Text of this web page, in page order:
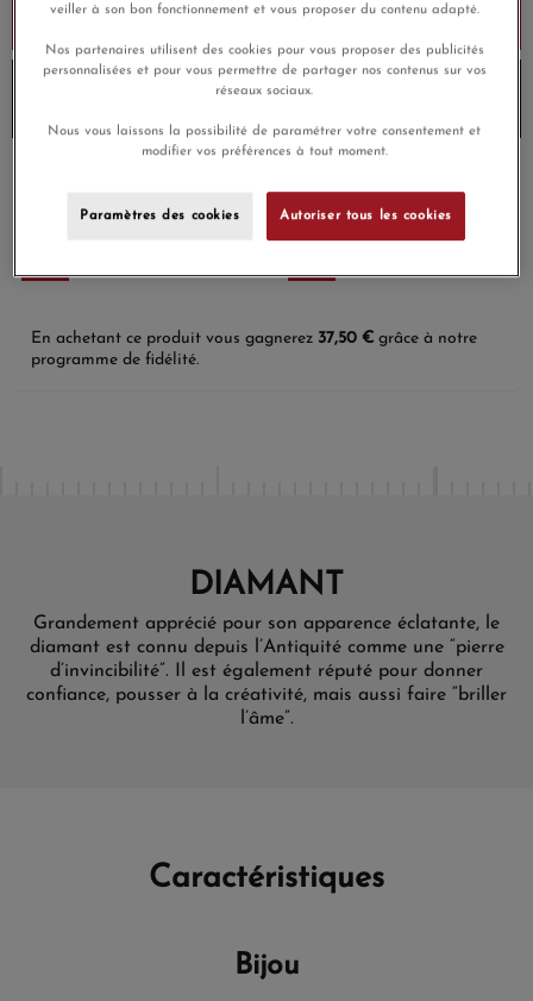
Ajouter au panier
10% de remise avec le codeDG10
sans frais
Satisfait ou
En achetant ce produit vous gagnerez 37,50 € grâce à notre
programme de fidélité.
DIAMANT
Grandement apprécié pour son apparence éclatante, le
diamant est connu depuis l’Antiquité comme une “pierre
d’invincibilité”. Il est également réputé pour donner
confiance, pousser à la créativité, mais aussi faire “briller
l’âme”.
Caractéristiques
Bijou
veiller à son bon fonctionnement et vous proposer du contenu adapté.
Nos partenaires utilisent des cookies pour vous proposer des publicités
personnalisées et pour vous permettre de partager nos contenus sur vos
réseaux sociaux.
Nous vous laissons la possibilité de paramétrer votre consentement et
modifier vos préférences à tout moment.
Paramètres des cookies Autoriser tous les cookies